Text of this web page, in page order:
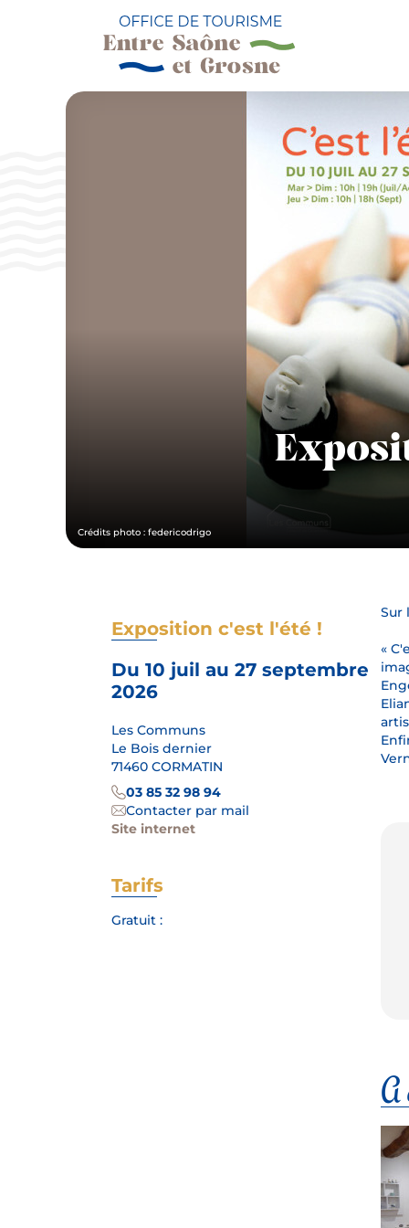
Crédits photo : federicodrigo
Sur
«
A
Exposition c'est l'été !
Du 10 juil au 27 septembre
2026
Les Communs
Le Bois dernier
71460 CORMATIN
03 85 32 98 94
Contacter par mail
Site internet
Tarifs
Gratuit :